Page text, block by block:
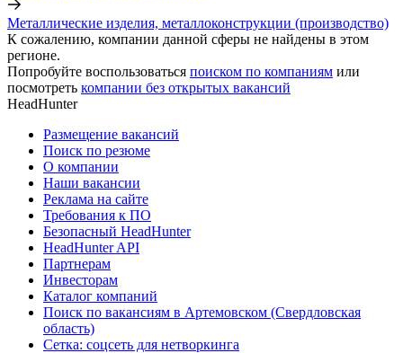
Металлические изделия, металлоконструкции (производство)
К сожалению, компании данной сферы не найдены в этом
регионе.
Попробуйте воспользоваться поиском по компаниям или
посмотреть компании без открытых вакансий
HeadHunter
Размещение вакансий
Поиск по резюме
О компании
Наши вакансии
Реклама на сайте
Требования к ПО
Безопасный HeadHunter
HeadHunter API
Партнерам
Инвесторам
Каталог компаний
Поиск по вакансиям в Артемовском (Свердловская
область)
Сетка: соцсеть для нетворкинга